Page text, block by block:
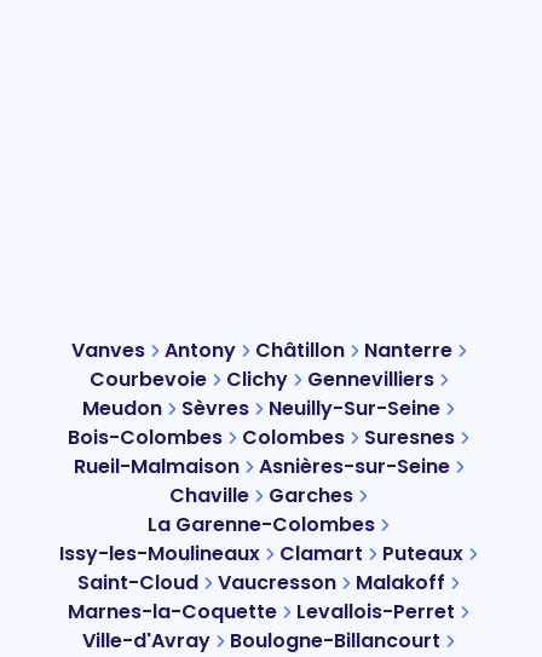
Vanves Antony Châtillon
Nanterre
Courbevoie
Clichy
Gennevilliers
Meudon
Sèvres
Neuilly-Sur-Seine
Bois-Colombes
Colombes
Suresnes
Rueil-Malmaison
Asnières-sur-Seine
Chaville
Garches
La Garenne-Colombes
Issy-les-Moulineaux
Clamart
Puteaux
Saint-Cloud
Vaucresson
Malakoff
Marnes-la-Coquette
Levallois-Perret
Ville-d'Avray
Boulogne-Billancourt